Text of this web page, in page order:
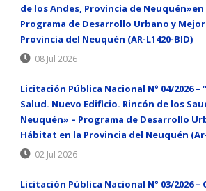
de los Andes, Provincia de
Programa de Desarrollo Urbano y
Provincia del Neuquén (AR-L1420-BID)
08 Jul 2026
Licitación Pública Nacional N° 04/2026 –
Salud. Nuevo Edificio. Rincón de los
Neuquén» – Programa de Desarrollo
Hábitat en la Provincia del Neuquén (Ar-
02 Jul 2026
Licitación Pública Nacional N° 03/2026 –